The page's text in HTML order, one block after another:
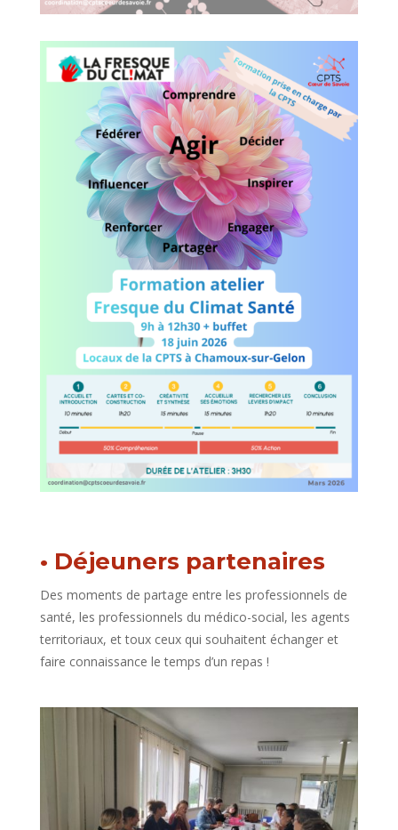
• Déjeuners partenaires
Des moments de partage entre les professionnels de
santé, les professionnels du médico-social, les agents
territoriaux, et toux ceux qui souhaitent échanger et
faire connaissance le temps d’un repas !